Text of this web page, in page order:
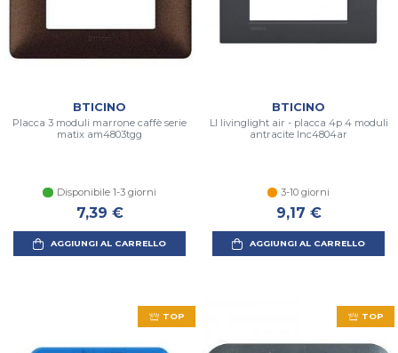
BTICINO
Placca 3 moduli marrone caffè serie
matix am4803tgg
Disponibile 1-3 giorni
7,39 €
AGGIUNGI AL CARRELLO
BTICINO
Ll livinglight air - placca 4p 4 moduli
antracite lnc4804ar
3-10 giorni
9,17 €
AGGIUNGI AL CARRELLO
TOP TOP